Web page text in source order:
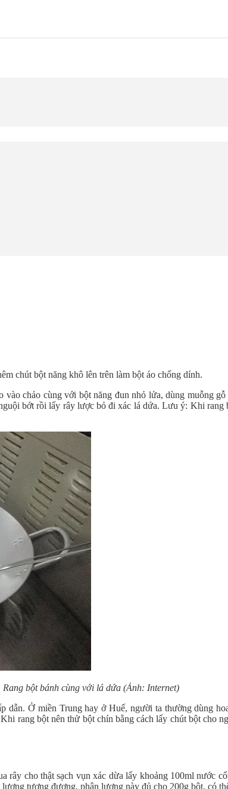
chút bột năng khô lên trên làm bột áo chống dính.
chảo cùng với bột năng đun nhỏ lửa, dùng muỗng
bớt rồi lấy rây lược bỏ đi xác lá dứa. Lưu ý: Khi rang
Rang bột bánh cùng với lá dứa (Ảnh: Internet)
dẫn. Ở miền Trung hay ở Huế, người ta thường dùng
rang bột nên thử bột chín bằng cách lấy chút bột cho
cho thật sạch vụn xác dừa lấy khoảng 100ml nước
tương đương, phân lượng này đủ cho 200g bột, có